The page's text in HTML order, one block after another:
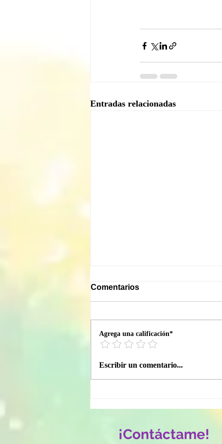
Entradas relacionadas
CRÓNICAS DEL COMITÉ
Comentarios
Agrega una calificación*
Escribir un comentario...
¡Contáctame!